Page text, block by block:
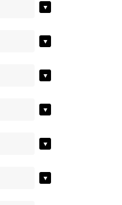
▼
▼
▼
▼
▼
▼